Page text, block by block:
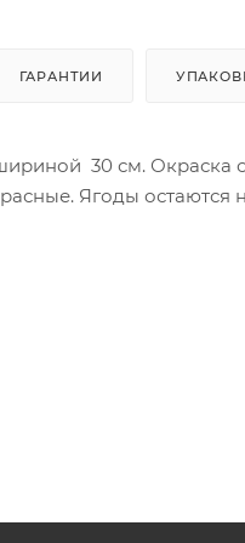
ГАРАНТИИ
30 см. Окраска
Ягоды остаются